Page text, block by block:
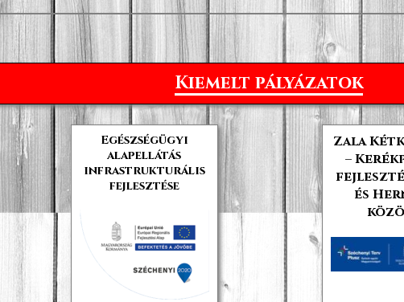
Kiemelt pályázatok
Egészségügyi
alapellátás
infrastrukturális
fejlesztése
Zala
–
és